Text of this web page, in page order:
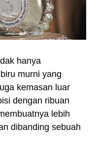
hanya
murni yang
kemasan luar
dengan ribuan
lebih
dibanding sebuah